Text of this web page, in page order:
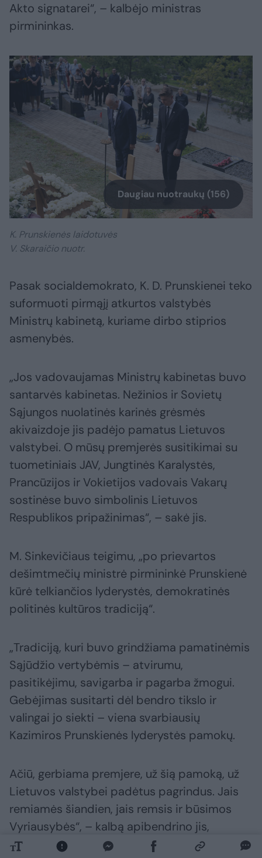
Akto signatarei“, – kalbėjo ministras
pirmininkas.
Daugiau nuotraukų (156)
K. Prunskienės laidotuvės
V. Skaraičio nuotr.
Pasak socialdemokrato, K. D. Prunskienei teko
suformuoti pirmąjį atkurtos valstybės
Ministrų kabinetą, kuriame dirbo stiprios
asmenybės.
„Jos vadovaujamas Ministrų kabinetas buvo
santarvės kabinetas. Nežinios ir Sovietų
Sąjungos nuolatinės karinės grėsmės
akivaizdoje jis padėjo pamatus Lietuvos
valstybei. O mūsų premjerės susitikimai su
tuometiniais JAV, Jungtinės Karalystės,
Prancūzijos ir Vokietijos vadovais Vakarų
sostinėse buvo simbolinis Lietuvos
Respublikos pripažinimas“, – sakė jis.
M. Sinkevičiaus teigimu, „po prievartos
dešimtmečių ministrė pirmininkė Prunskienė
kūrė telkiančios lyderystės, demokratinės
politinės kultūros tradiciją“.
„Tradiciją, kuri buvo grindžiama pamatinėmis
Sąjūdžio vertybėmis – atvirumu,
pasitikėjimu, savigarba ir pagarba žmogui.
Gebėjimas susitarti dėl bendro tikslo ir
valingai jo siekti – viena svarbiausių
Kazimiros Prunskienės lyderystės pamokų.
Ačiū, gerbiama premjere, už šią pamoką, už
Lietuvos valstybei padėtus pagrindus. Jais
remiamės šiandien, jais remsis ir būsimos
Vyriausybės“, – kalbą apibendrino jis,
išreikšdamas užuojautą velionės šeimai ir